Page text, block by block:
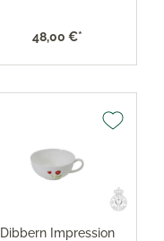
48,00 €*
Dibbern Impression